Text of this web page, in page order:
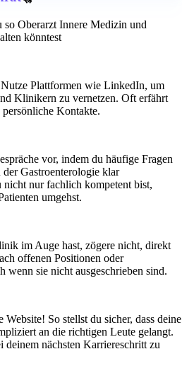
Oberarzt Innere Medizin und
könntest
Plattformen wie LinkedIn, um
Klinikern zu vernetzen. Oft erfährt
Kontakte.
vor, indem du häufige Fragen
Gastroenterologie klar
nicht nur fachlich kompetent bist,
umgehst.
im Auge hast, zögere nicht, direkt
offenen Positionen oder
wenn sie nicht ausgeschrieben sind.
So stellst du sicher, dass deine
an die richtigen Leute gelangt.
nächsten Karriereschritt zu